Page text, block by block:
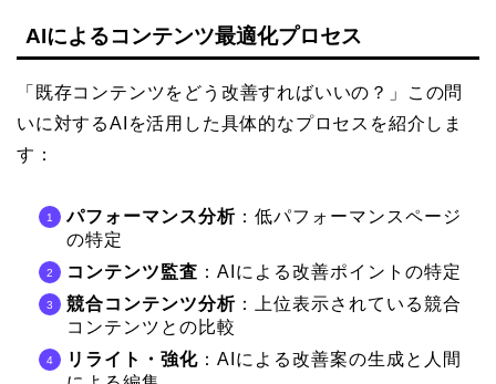
AIによるコンテンツ最適化プロセス
「既存コンテンツをどう改善すればいいの？」この問
いに対するAIを活用した具体的なプロセスを紹介しま
す：
パフォーマンス分析 ：低パフォーマンスページ
の特定
コンテンツ監査 ：AIによる改善ポイントの特定
競合コンテンツ分析 ：上位表示されている競合
コンテンツとの比較
リライト・強化 ：AIによる改善案の生成と人間